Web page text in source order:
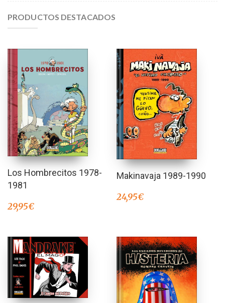
PRODUCTOS DESTACADOS
Los Hombrecitos 1978-
1981
29,95€
Makinavaja 1989-1990
24,95€